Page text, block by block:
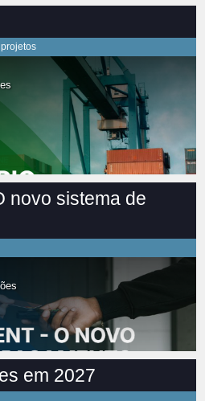
novo sistema de
em 2027